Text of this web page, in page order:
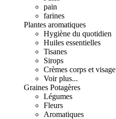
pain
farines
Plantes aromatiques
Hygiène du quotidien
Huiles essentielles
Tisanes
Sirops
Crèmes corps et visage
Voir plus...
Graines Potagères
Légumes
Fleurs
Aromatiques